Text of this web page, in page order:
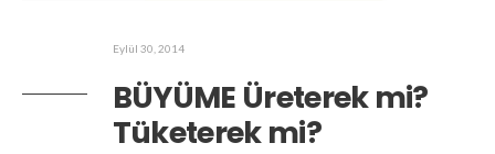
Eylül 30, 2014
BÜYÜME Üreterek mi?
Tüketerek mi?